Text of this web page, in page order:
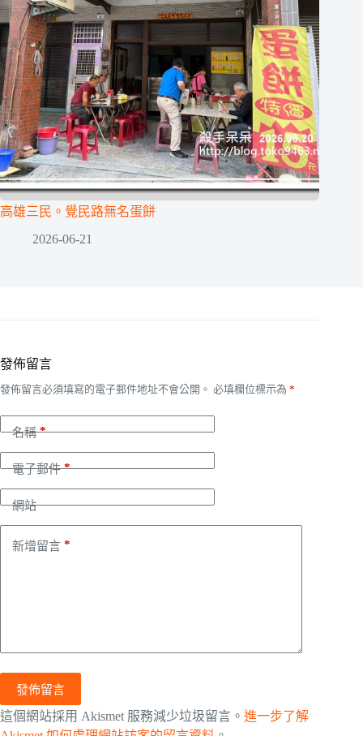
高雄三民。覺民路無名蛋餅
2026-06-21
發佈留言
發佈留言必須填寫的電子郵件地址不會公開。 必填欄位標示為 *
名稱*
電子郵件*
網站
新增留言 *
發佈留言
這個網站採用 Akismet 服務減少垃圾留言。 進一步了解